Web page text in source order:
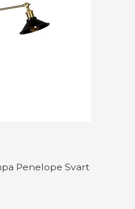
Penelope Svart